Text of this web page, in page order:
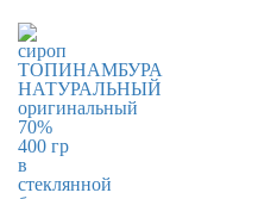
Био Косметика
Бытовая НЕ химия
Натуральное мыло
Для стирки и уборки